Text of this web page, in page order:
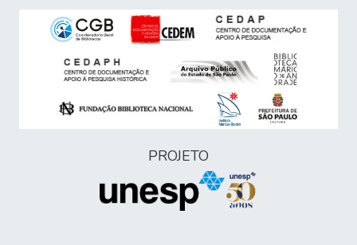
PROJETO